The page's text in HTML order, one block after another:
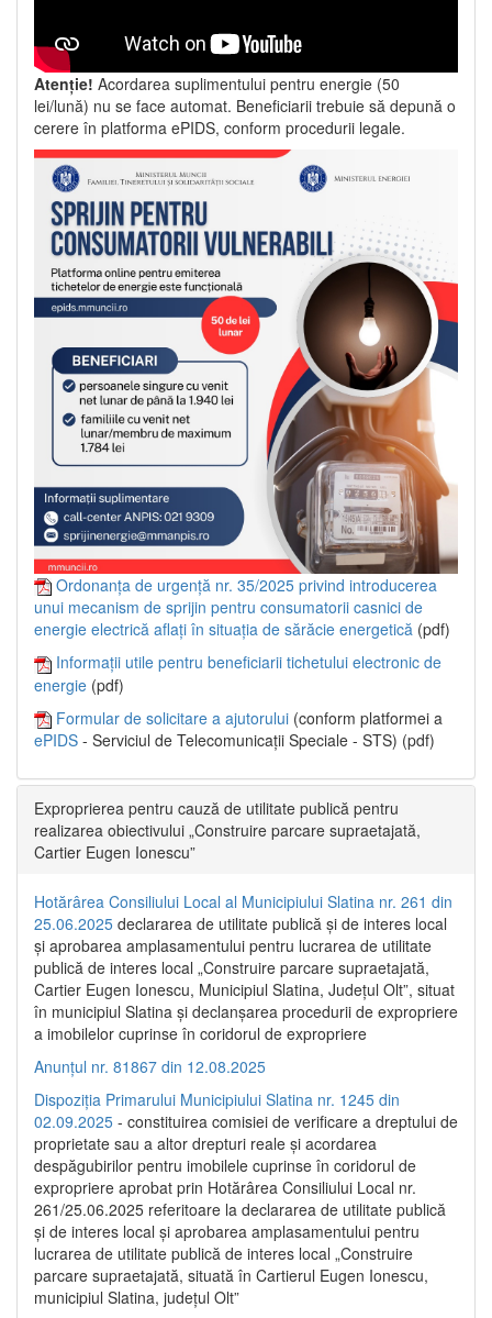
Atenție! Acordarea suplimentului pentru energie (50
lei/lună) nu se face automat. Beneficiarii trebuie să depună o
cerere în platforma ePIDS, conform procedurii legale.
Ordonanța de urgență nr. 35/2025 privind introducerea
unui mecanism de sprijin pentru consumatorii casnici de
energie electrică aflați în situația de sărăcie energetică (pdf)
Informații utile pentru beneficiarii tichetului electronic de
energie (pdf)
Formular de solicitare a ajutorului (conform platformei a
ePIDS - Serviciul de Telecomunicații Speciale - STS) (pdf)
Exproprierea pentru cauză de utilitate publică pentru
realizarea obiectivului „Construire parcare supraetajată,
Cartier Eugen Ionescu”
Hotărârea Consiliului Local al Municipiului Slatina nr. 261 din
25.06.2025 declararea de utilitate publică și de interes local
și aprobarea amplasamentului pentru lucrarea de utilitate
publică de interes local „Construire parcare supraetajată,
Cartier Eugen Ionescu, Municipiul Slatina, Județul Olt”, situat
în municipiul Slatina și declanșarea procedurii de expropriere
a imobilelor cuprinse în coridorul de expropriere
Anunțul nr. 81867 din 12.08.2025
Dispoziția Primarului Municipiului Slatina nr. 1245 din
02.09.2025 - constituirea comisiei de verificare a dreptului de
proprietate sau a altor drepturi reale și acordarea
despăgubirilor pentru imobilele cuprinse în coridorul de
expropriere aprobat prin Hotărârea Consiliului Local nr.
261/25.06.2025 referitoare la declararea de utilitate publică
și de interes local și aprobarea amplasamentului pentru
lucrarea de utilitate publică de interes local „Construire
parcare supraetajată, situată în Cartierul Eugen Ionescu,
municipiul Slatina, județul Olt”